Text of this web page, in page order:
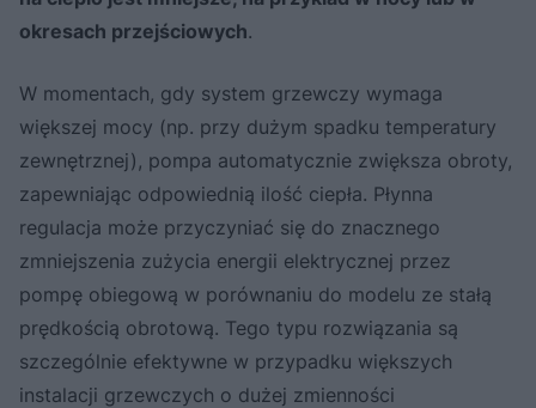
okresach przejściowych.
W momentach, gdy system grzewczy wymaga
większej mocy (np. przy dużym spadku temperatury
zewnętrznej), pompa automatycznie zwiększa obroty,
zapewniając odpowiednią ilość ciepła. Płynna
regulacja może przyczyniać się do znacznego
zmniejszenia zużycia energii elektrycznej przez
pompę obiegową w porównaniu do modelu ze stałą
prędkością obrotową. Tego typu rozwiązania są
szczególnie efektywne w przypadku większych
instalacji grzewczych o dużej zmienności